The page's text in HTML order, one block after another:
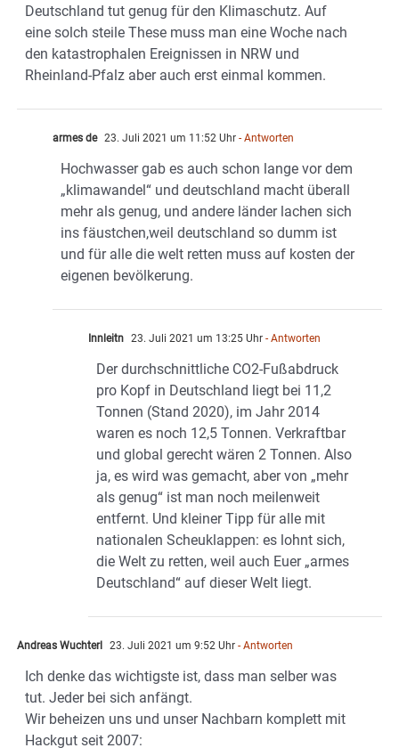
Deutschland tut genug für den Klimaschutz. Auf
eine solch steile These muss man eine Woche nach
den katastrophalen Ereignissen in NRW und
Rheinland-Pfalz aber auch erst einmal kommen.
armes de 23. Juli 2021 um 11:52 Uhr - Antworten
Hochwasser gab es auch schon lange vor dem
„klimawandel“ und deutschland macht überall
mehr als genug, und andere länder lachen sich
ins fäustchen,weil deutschland so dumm ist
und für alle die welt retten muss auf kosten der
eigenen bevölkerung.
Innleitn 23. Juli 2021 um 13:25 Uhr - Antworten
Der durchschnittliche CO2-Fußabdruck
pro Kopf in Deutschland liegt bei 11,2
Tonnen (Stand 2020), im Jahr 2014
waren es noch 12,5 Tonnen. Verkraftbar
und global gerecht wären 2 Tonnen. Also
ja, es wird was gemacht, aber von „mehr
als genug“ ist man noch meilenweit
entfernt. Und kleiner Tipp für alle mit
nationalen Scheuklappen: es lohnt sich,
die Welt zu retten, weil auch Euer „armes
Deutschland“ auf dieser Welt liegt.
Andreas Wuchterl 23. Juli 2021 um 9:52 Uhr - Antworten
Ich denke das wichtigste ist, dass man selber was
tut. Jeder bei sich anfängt.
Wir beheizen uns und unser Nachbarn komplett mit
Hackgut seit 2007: